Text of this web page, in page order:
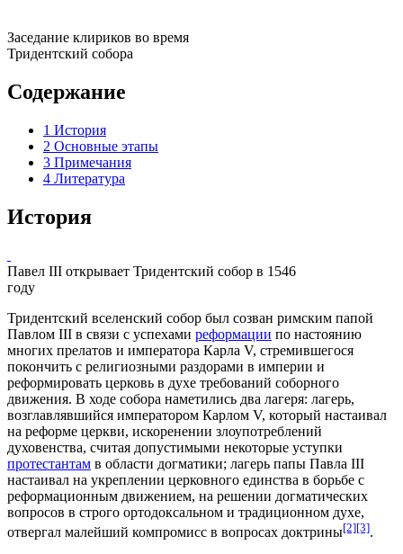
Заседание клириков во время
Тридентский собора
Содержание
1 История
2 Основные этапы
3 Примечания
4 Литература
История
Павел III открывает Тридентский собор в 1546
году
Тридентский вселенский собор был созван римским папой
Павлом III в связи с успехами реформации по настоянию
многих прелатов и императора Карла V, стремившегося
покончить с религиозными раздорами в империи и
реформировать церковь в духе требований соборного
движения. В ходе собора наметились два лагеря: лагерь,
возглавлявшийся императором Карлом V, который настаивал
на реформе церкви, искоренении злоупотреблений
духовенства, считая допустимыми некоторые уступки
протестантам в области догматики; лагерь папы Павла III
настаивал на укреплении церковного единства в борьбе с
реформационным движением, на решении догматических
вопросов в строго ортодоксальном и традиционном духе,
отвергал малейший компромисс в вопросах доктрины[2][3].